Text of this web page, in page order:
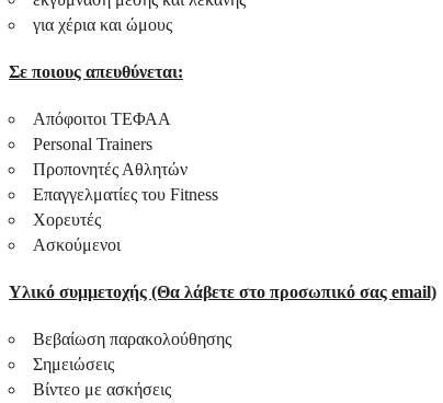
για χέρια και ώμους
Σε ποιους απευθύνεται:
Απόφοιτοι ΤΕΦΑΑ
Personal Trainers
Προπονητές Αθλητών
Επαγγελματίες του Fitness
Χορευτές
Ασκούμενοι
Υλικό συμμετοχής (Θα λάβετε στο προσωπικό σας email)
Βεβαίωση παρακολούθησης
Σημειώσεις
Βίντεο με ασκήσεις